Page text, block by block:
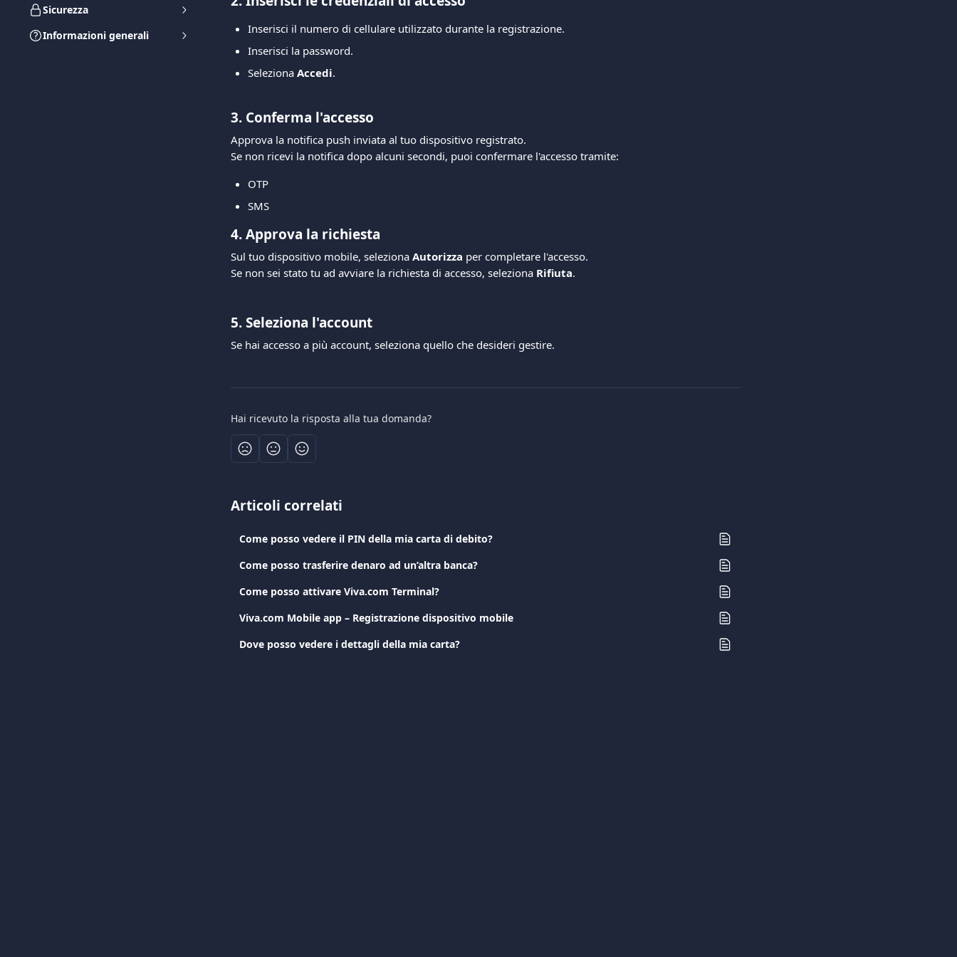
Sicurezza
Informazioni generali
Inserisci il numero di cellulare utilizzato durante la registrazione.
Inserisci la password.
Seleziona Accedi.
3. Conferma l'accesso
Approva la notifica push inviata al tuo dispositivo registrato.
Se non ricevi la notifica dopo alcuni secondi, puoi confermare l'accesso tramite:
OTP
SMS
4. Approva la richiesta
Sul tuo dispositivo mobile, seleziona Autorizza per completare l'accesso.
Se non sei stato tu ad avviare la richiesta di accesso, seleziona Rifiuta.
5. Seleziona l'account
Se hai accesso a più account, seleziona quello che desideri gestire.
Hai ricevuto la risposta alla tua domanda?
Articoli correlati
Come posso vedere il PIN della mia carta di debito?
Come posso trasferire denaro ad un’altra banca?
Come posso attivare Viva.com Terminal?
Viva.com Mobile app – Registrazione dispositivo mobile
Dove posso vedere i dettagli della mia carta?